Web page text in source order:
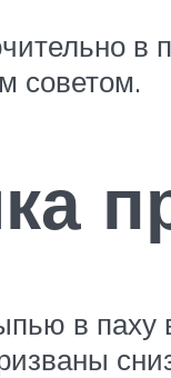
в
советом.
в паху